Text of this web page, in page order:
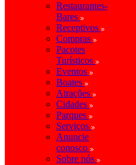
Restaurantes-
Bares
Receptivos
Compras
Pacotes
Turísticos
Eventos
Boates
Atrações
Cidades
Parques
Serviços
Anuncie
conosco
Sobre nós